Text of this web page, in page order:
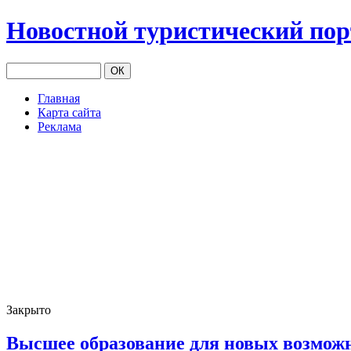
Новостной туристический
Главная
Карта сайта
Реклама
Закрыто
Высшее образование для новых